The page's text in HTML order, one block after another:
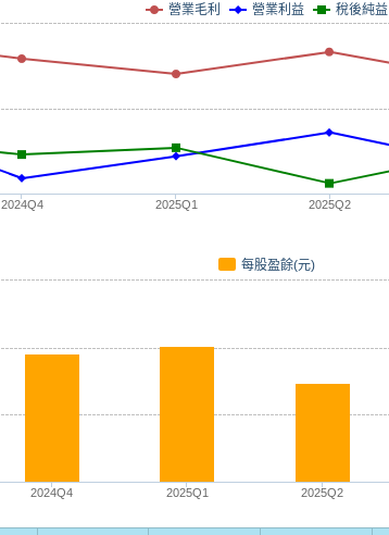
營業毛利 營業利益 稅後純益
2024Q4 2025Q1 2025Q2
每股盈餘(元)
2024Q4 2025Q1 2025Q2